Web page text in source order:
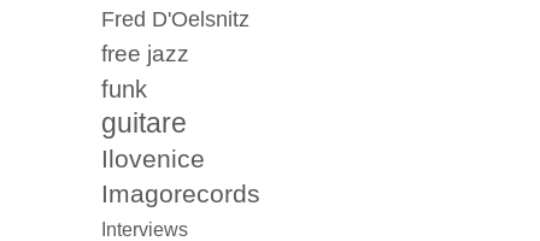
Fred D'Oelsnitz
free jazz
funk
guitare
Ilovenice
Imagorecords
Interviews